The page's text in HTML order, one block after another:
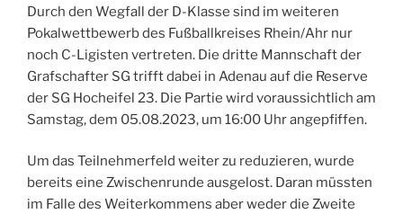
Durch den Wegfall der D-Klasse sind im weiteren
Pokalwettbewerb des Fußballkreises Rhein/Ahr nur
noch C-Ligisten vertreten. Die dritte Mannschaft der
Grafschafter SG trifft dabei in Adenau auf die Reserve
der SG Hocheifel 23. Die Partie wird voraussichtlich am
Samstag, dem 05.08.2023, um 16:00 Uhr angepfiffen.
Um das Teilnehmerfeld weiter zu reduzieren, wurde
bereits eine Zwischenrunde ausgelost. Daran müssten
im Falle des Weiterkommens aber weder die Zweite